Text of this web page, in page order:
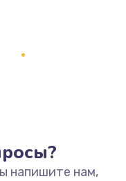
напишите нам,